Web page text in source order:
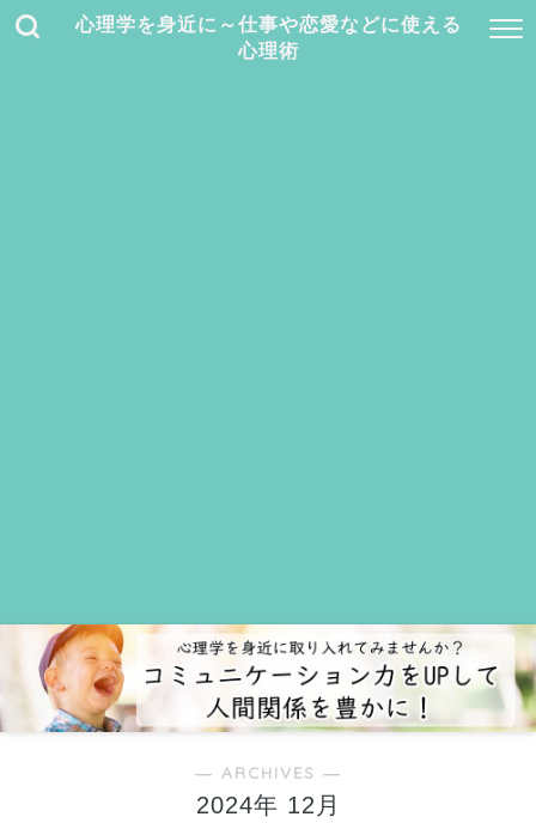
心理学を身近に～仕事や恋愛などに使える
心理術
― ARCHIVES ―
2024年 12月